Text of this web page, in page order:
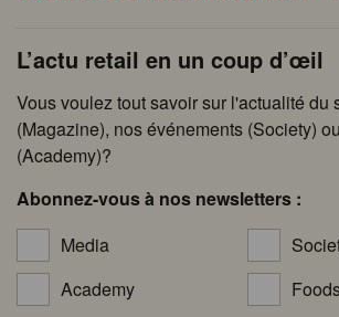
L’actu retail en un coup d’œil
Vous voulez tout savoir sur l'actualité du
(Magazine), nos événements (Society)
(Academy)?
Abonnez-vous à nos newsletters :
Media
Academy